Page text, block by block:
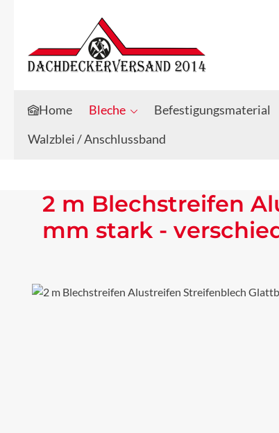
Zum Hauptinhalt springen
Zur Suche springen
Home Bleche Befestigungsmaterial
Walzblei / Anschlussband
2 m Blechstreifen
mm stark -
Bildergalerie überspringen